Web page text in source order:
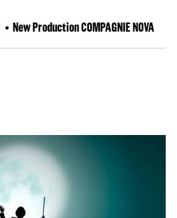
New Production COMPAGNIE NOVA